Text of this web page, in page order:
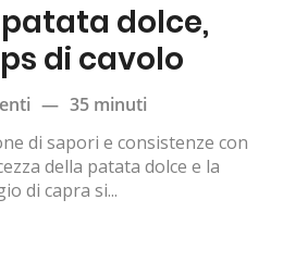
dolce,
di cavolo
— 35 minuti
di sapori e consistenze con
della patata dolce e la
di capra si...